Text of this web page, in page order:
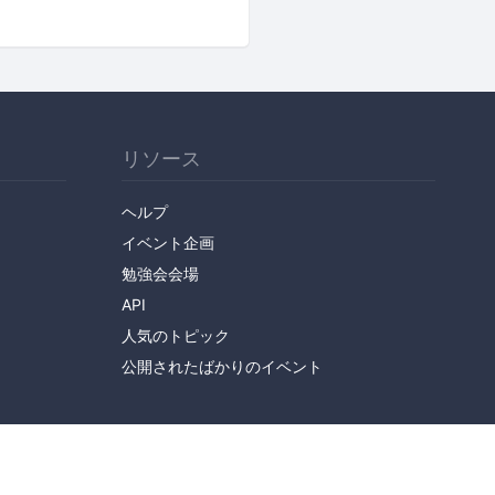
リソース
ヘルプ
イベント企画
勉強会会場
API
人気のトピック
公開されたばかりのイベント